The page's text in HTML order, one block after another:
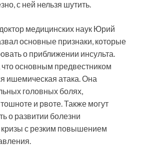
с ней нельзя шутить.
медицинских наук Юрий
основные признаки, которые
о приближении инсульта.
что основным предвестником
ишемическая атака. Она
головных болях,
и рвоте. Также могут
о развитии болезни
кризы с резким повышением